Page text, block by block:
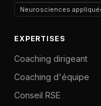
Neurosciences
EXPERTISES
Coaching dirigeant
Coaching d'équipe
Conseil RSE